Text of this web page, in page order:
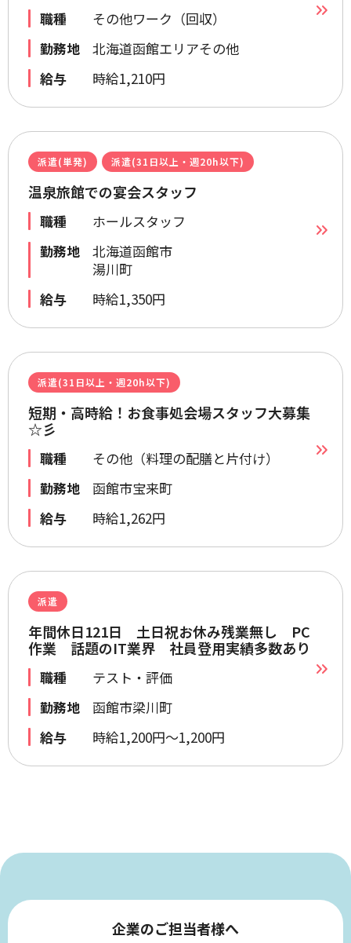
職種
その他ワーク（回収）
勤務地
北海道函館エリアその他
給与
時給1,210円
派遣(単発) 派遣(31日以上・週20h以下)
温泉旅館での宴会スタッフ
職種
ホールスタッフ
勤務地
北海道函館市
湯川町
給与
時給1,350円
派遣(31日以上・週20h以下)
短期・高時給！お食事処会場スタッフ大募集
☆彡
職種
その他（料理の配膳と片付け）
勤務地
函館市宝来町
給与
時給1,262円
派遣
年間休日121日 土日祝お休み残業無し PC
作業 話題のIT業界 社員登用実績多数あり
職種
テスト・評価
勤務地
函館市梁川町
給与
時給1,200円～1,200円
企業のご担当者様へ